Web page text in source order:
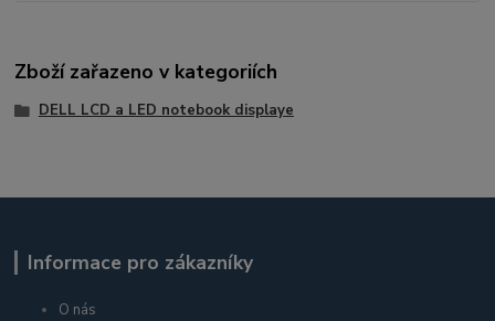
Zboží zařazeno v kategoriích
DELL LCD a LED notebook displaye
Informace pro zákazníky
O nás